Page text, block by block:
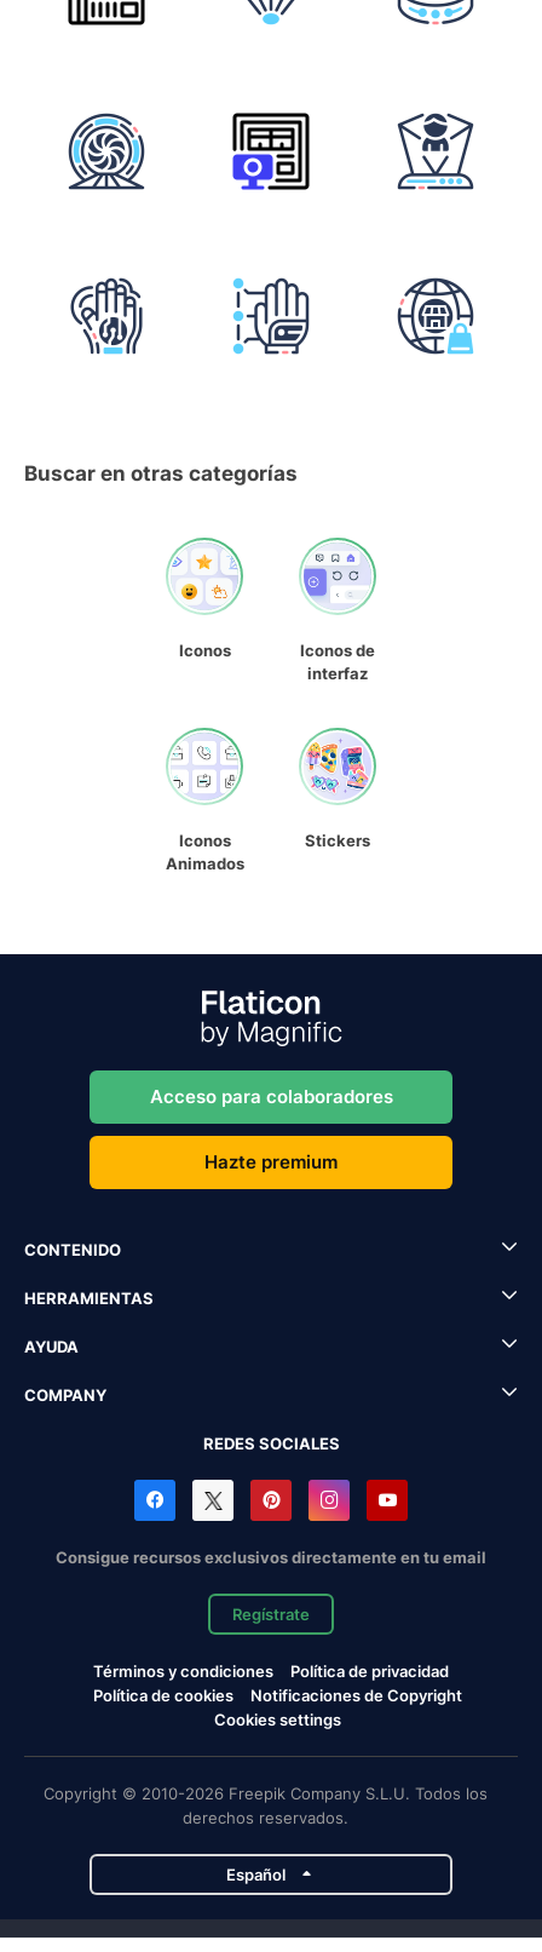
Buscar en otras categorías
Iconos
Iconos de
interfaz
Iconos
Animados
Stickers
Acceso para colaboradores
Hazte premium
CONTENIDO
HERRAMIENTAS
AYUDA
COMPANY
REDES SOCIALES
Consigue recursos exclusivos directamente en tu email
Regístrate
Términos y condiciones
Política de privacidad
Política de cookies
Notificaciones de Copyright
Cookies settings
Copyright © 2010-2026 Freepik Company S.L.U. Todos los
derechos reservados.
Español